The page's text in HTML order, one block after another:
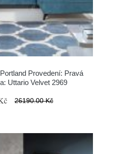
Provedení: Pravá
Uttario Velvet 2969
26190.00 Kč